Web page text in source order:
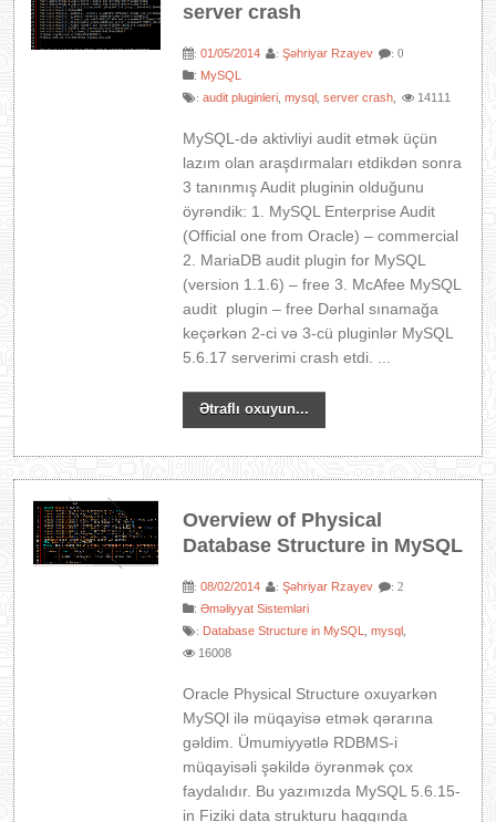
server crash
:01/05/2014 :Şəhriyar Rzayev : 0
: MySQL
:audit pluginleri ,mysql ,server crash 14111
MySQL-də aktivliyi audit etmək üçün
lazım olan araşdırmaları etdikdən sonra
3 tanınmış Audit pluginin olduğunu
öyrəndik: 1. MySQL Enterprise Audit
(Official one from Oracle) – commercial
2. MariaDB audit plugin for MySQL
(version 1.1.6) – free 3. McAfee MySQL
audit plugin – free Dərhal sınamağa
keçərkən 2-ci və 3-cü pluginlər MySQL
5.6.17 serverimi crash etdi. ...
Ətraflı oxuyun...
Overview of Physical
Database Structure in MySQL
:08/02/2014 :Şəhriyar Rzayev : 2
:Əməliyyat Sistemləri
: Database Structure in MySQL ,mysql
16008
Oracle Physical Structure oxuyarkən
MySQl ilə müqayisə etmək qərarına
gəldim. Ümumiyyətlə RDBMS-i
müqayisəli şəkildə öyrənmək çox
faydalıdır. Bu yazımızda MySQL 5.6.15-
in Fiziki data strukturu haqqında